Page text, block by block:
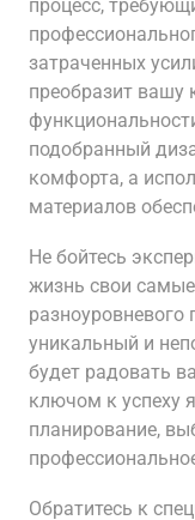
процесс,
затраченных
преобразит вашу
подобранный
комфорта, а
материалов
Не бойтесь
жизнь свои
уникальный и
будет радовать
ключом к успеху
планирование,
Обратитесь к